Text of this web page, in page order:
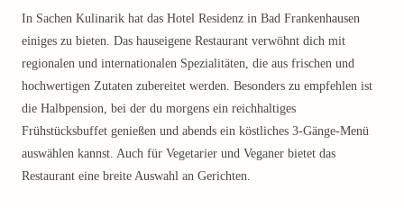
In Sachen Kulinarik hat das Hotel Residenz in Bad Frankenhausen
einiges zu bieten. Das hauseigene Restaurant verwöhnt dich mit
regionalen und internationalen Spezialitäten, die aus frischen und
hochwertigen Zutaten zubereitet werden. Besonders zu empfehlen ist
die Halbpension, bei der du morgens ein reichhaltiges
Frühstücksbuffet genießen und abends ein köstliches 3-Gänge-Menü
auswählen kannst. Auch für Vegetarier und Veganer bietet das
Restaurant eine breite Auswahl an Gerichten.